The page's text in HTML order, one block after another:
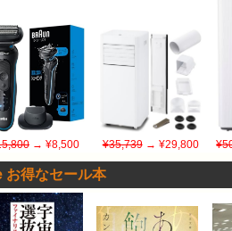
→ ¥8,500 ¥35,739→ ¥29,800
お得なセール本